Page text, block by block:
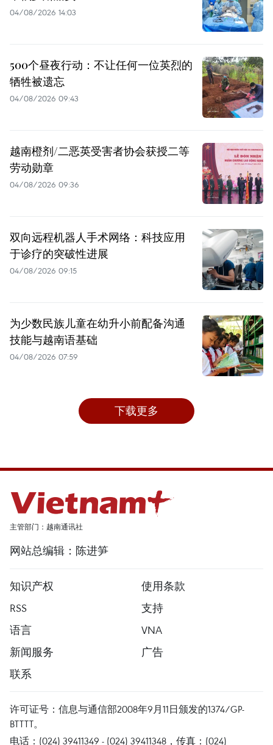
04/08/2026 14:03
500个昼夜行动：不让任何一位英烈的
牺牲被遗忘
04/08/2026 09:43
越南橙剂/二恶英受害者协会获授二等
劳动勋章
04/08/2026 09:36
双向远程机器人手术网络：科技应用
于诊疗的突破性进展
04/08/2026 09:15
为少数民族儿童在幼升小前配备沟通
技能与越南语基础
04/08/2026 07:59
下载更多
主管部门：越南通讯社
网站总编辑：陈进笋
知识产权
使用条款
RSS
支持
语言
VNA
新闻服务
广告
联系
许可证号：信息与通信部2008年9月11日颁发的1374/GP-
BTTTT。
电话：(024) 39411349 - (024) 39411348，传真：(024)